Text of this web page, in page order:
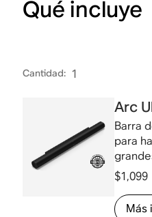
Qué incluye
Cantidad: 1
Arc
Barra
para
$1,099
Más